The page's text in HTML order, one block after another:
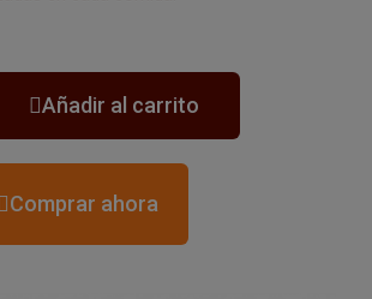
Añadir al carrito
Comprar ahora